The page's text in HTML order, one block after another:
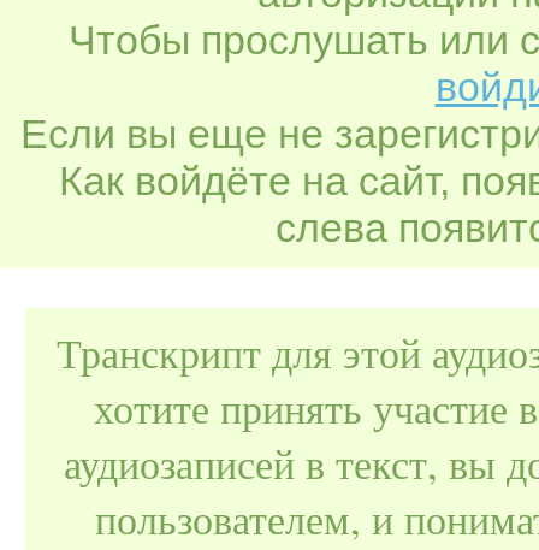
Чтобы прослушать или
Если вы еще не
Как войдёте на сайт,
слева
Транскрипт для этой
хотите принять
аудиозаписей в текст, вы
пользователем, и